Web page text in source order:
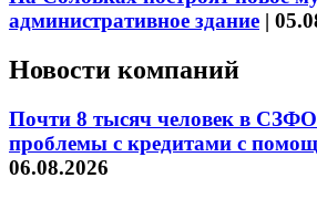
административное здание |
Новости компаний
Почти 8 тысяч человек в
проблемы с кредитами с
06.08.2026